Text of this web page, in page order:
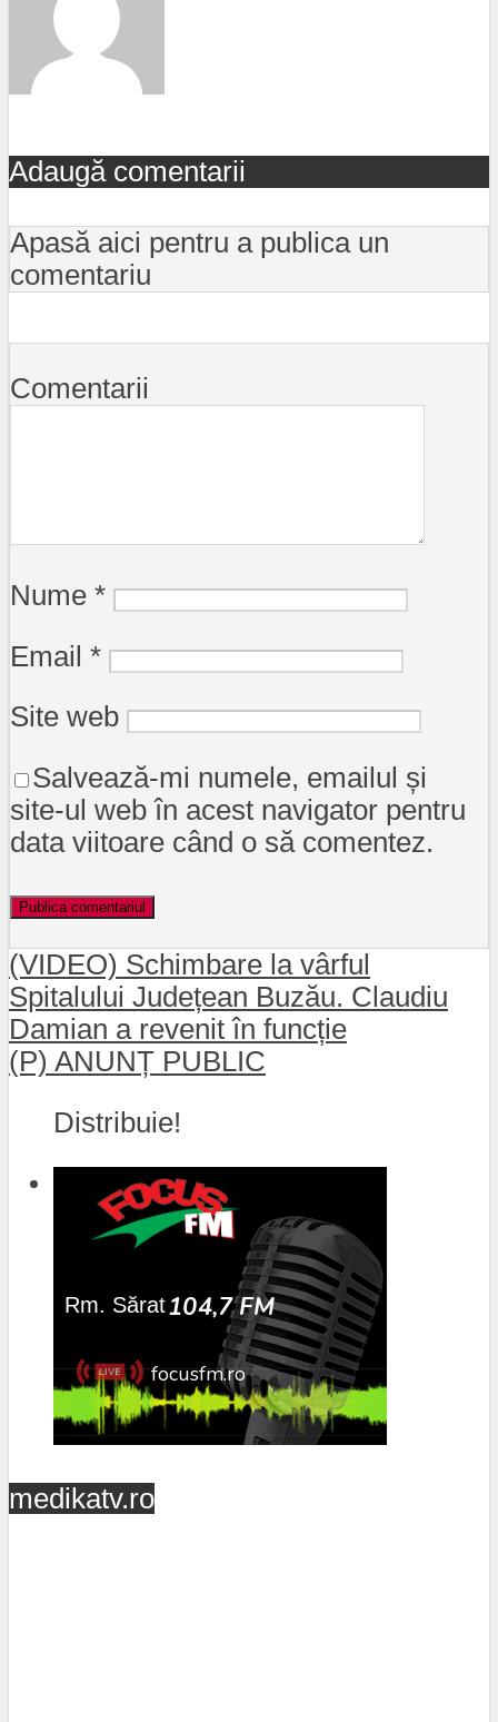
Adaugă comentarii
Apasă aici pentru a publica un
comentariu
Comentarii
Nume *
Email *
Site web
Salvează-mi numele, emailul și
site-ul web în acest navigator pentru
data viitoare când o să comentez.
(VIDEO) Schimbare la vârful
Spitalului Județean Buzău. Claudiu
Damian a revenit în funcție
(P) ANUNȚ PUBLIC
Distribuie!
medikatv.ro